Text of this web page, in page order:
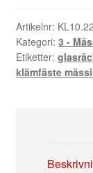
Mässing
-
rund
stolpe.
Artikelnr:
Kategori: 3 -
Etiketter:
klämfäste